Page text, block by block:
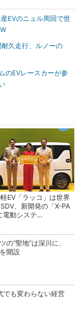
EVのニュル周回で世
久走行、ルノーの
のEVレースカーが参
EV「ラッコ」は世界
、新開発の「X-PA
電動システ...
の“聖地”は深川に、
開設
でも変わらない経営